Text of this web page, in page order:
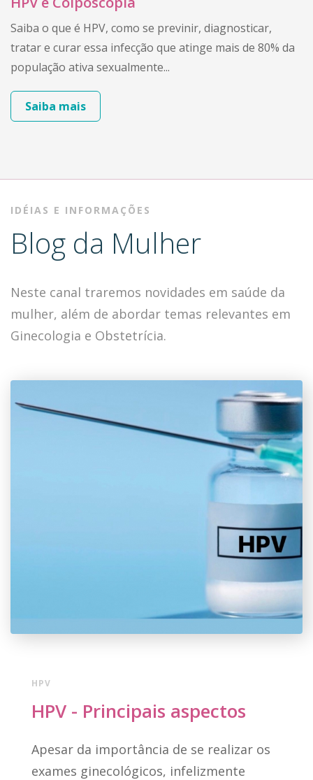
Saiba o que é HPV, como se previnir, diagnosticar,
tratar e curar essa infecção que atinge mais de 80% da
população ativa sexualmente...
Saiba mais
IDÉIAS E INFORMAÇÕES
Blog da Mulher
Neste canal traremos novidades em saúde da
mulher, além de abordar temas relevantes em
Ginecologia e Obstetrícia.
HPV
HPV - Principais aspectos
Apesar da importância de se realizar os
exames ginecológicos, infelizmente